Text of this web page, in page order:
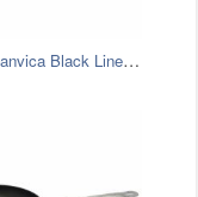
Grilovacia panvica Black Line, 28/28cm